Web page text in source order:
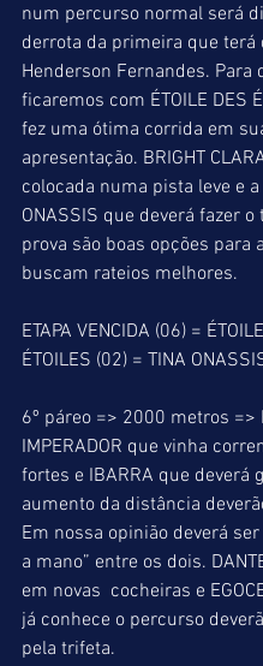
num percurso normal será
derrota da primeira que terá
Henderson Fernandes. Para
ficaremos com ÉTOILE DES
fez uma ótima corrida em
apresentação. BRIGHT
colocada numa pista leve e
ONASSIS que deverá fazer o
prova são boas opções para
buscam rateios melhores.
ETAPA VENCIDA (06) =
ÉTOILES (02) = TINA
6º páreo => 2000 metros =>
IMPERADOR que vinha
fortes e IBARRA que deverá
aumento da distância
Em nossa opinião deverá
a mano” entre os dois.
em novas  cocheiras e
já conhece o percurso
pela trifeta.